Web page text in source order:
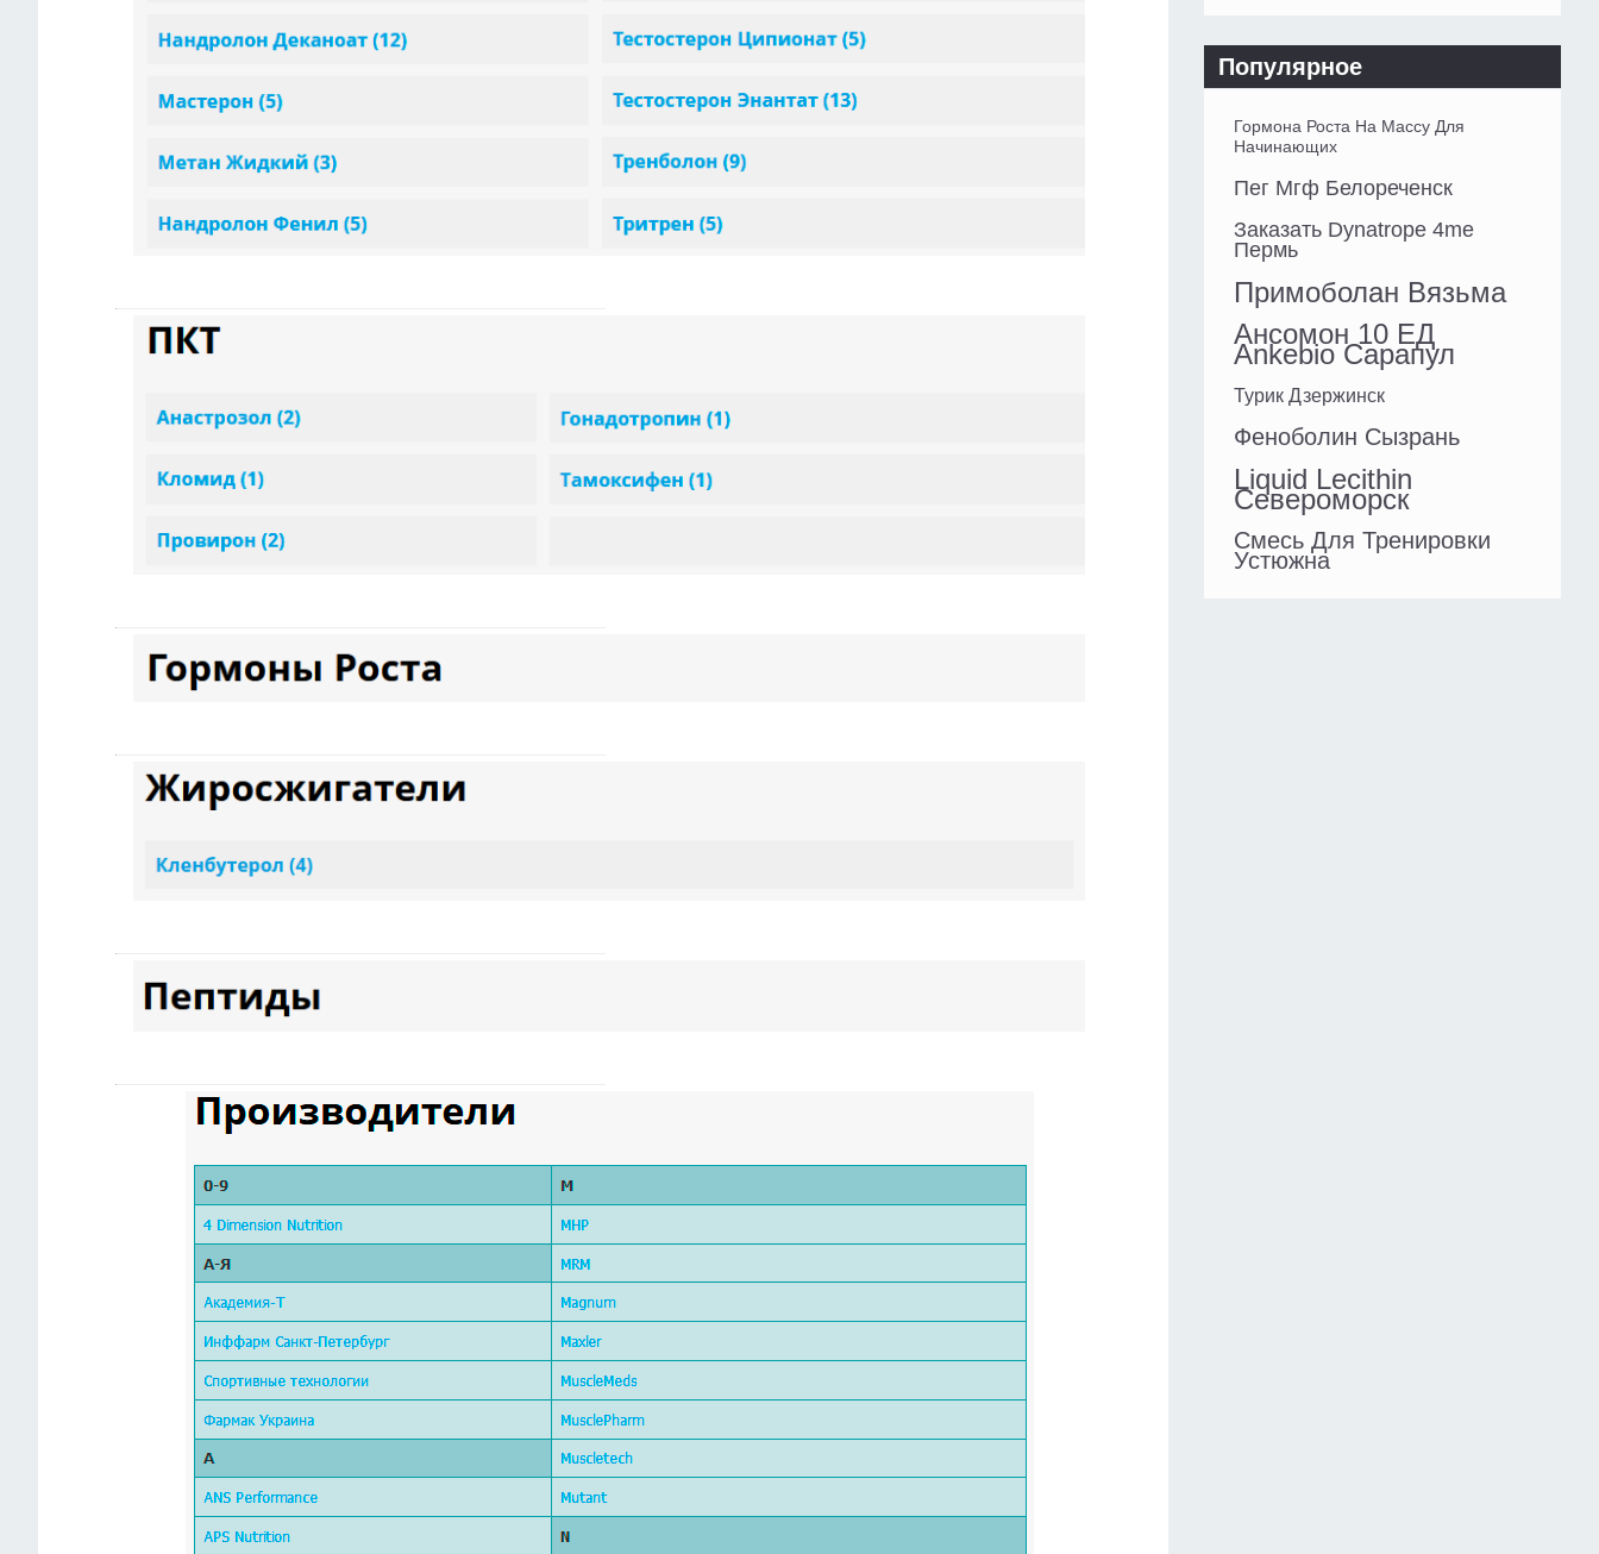
Популярное
Гормона Роста На Массу Для
Начинающих
Пег Мгф Белореченск
Заказать Dynatrope 4me
Пермь
Примоболан Вязьма
Ансомон 10 ЕД
Ankebio Сарапул
Турик Дзержинск
Феноболин Сызрань
Liquid Lecithin
Североморск
Смесь Для Тренировки
Устюжна